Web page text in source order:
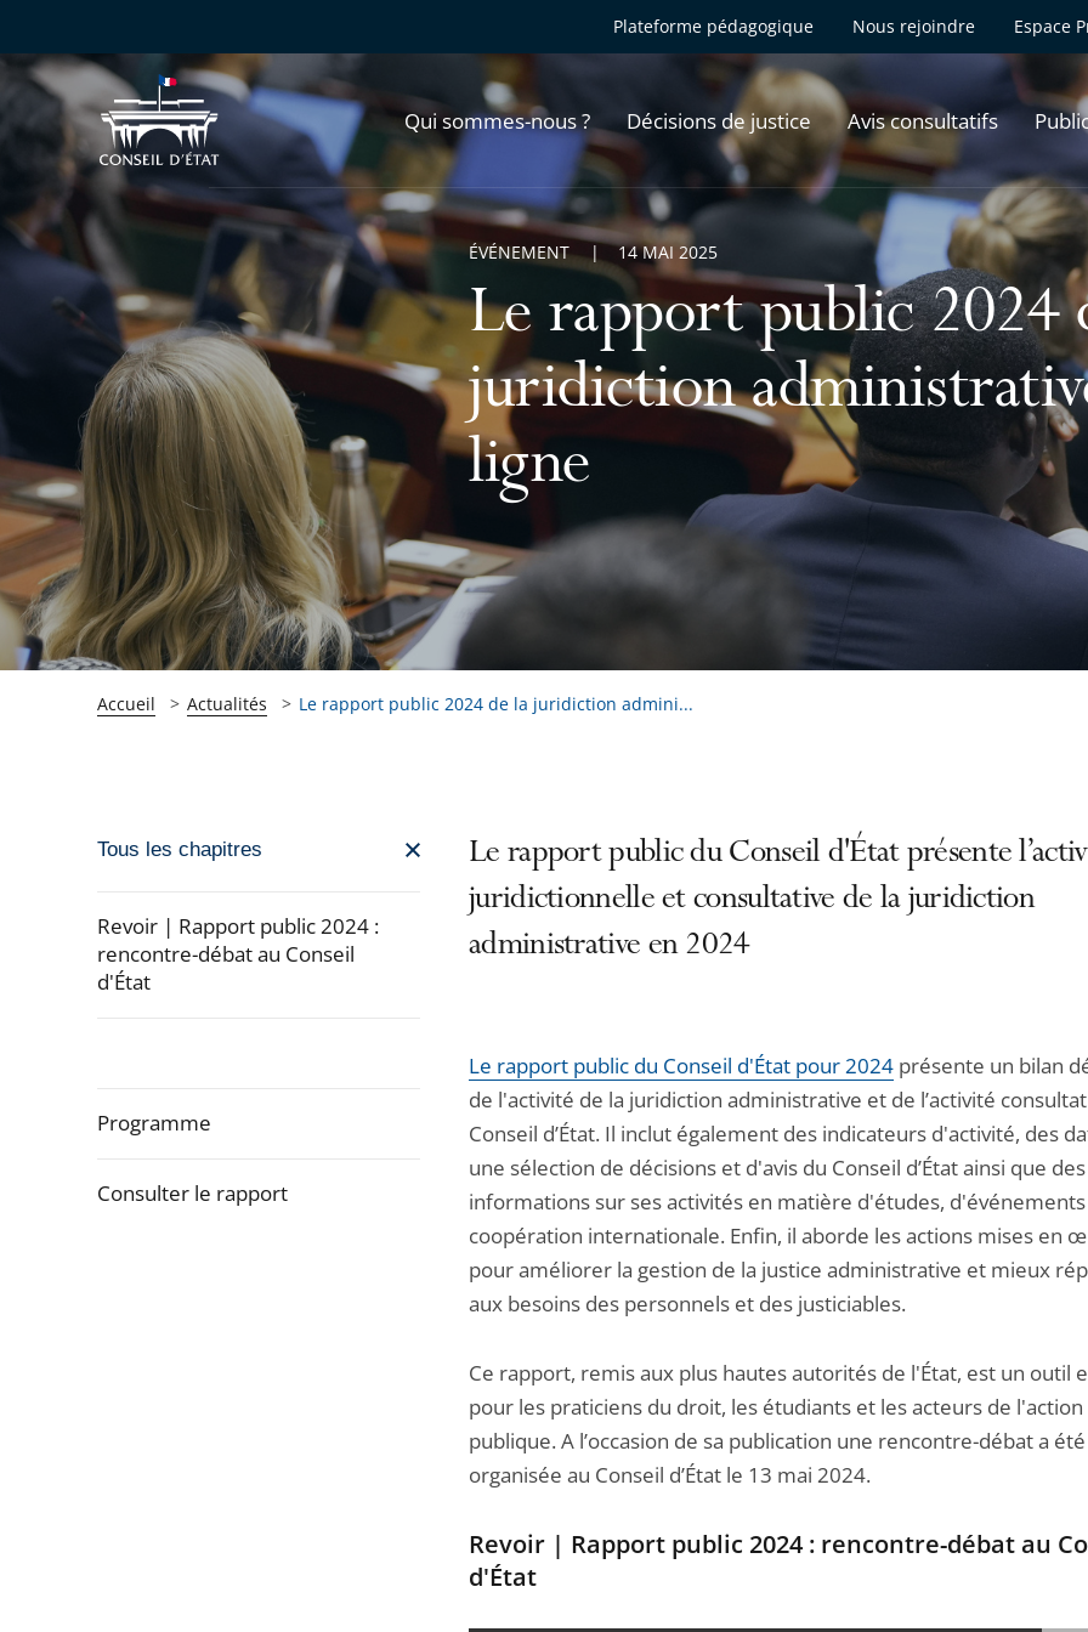
Plateforme pédagogique Nous rejoindre Espace
Qui sommes-nous ? Décisions de justice Avis consultatifs
Le rapport public 2024
juridiction
ligne
ÉVÉNEMENT 14 MAI 2025
Accueil Actualités Le rapport public 2024 de la juridiction admini...
Passer
navigation
de
l'article
Tous les chapitres
Revoir | Rapport public 2024 :
rencontre-débat au Conseil
d'État
Programme
Consulter le rapport
Le rapport public du Conseil d'État présente
juridictionnelle et consultative de la juridiction
administrative en 2024
Le rapport public du Conseil d'État pour 2024 présente un bilan
de l'activité de la juridiction administrative et de l’activité
Conseil d’État. Il inclut également des indicateurs d'activité, des
une sélection de décisions et d'avis du Conseil d’État ainsi que des
informations sur ses activités en matière d'études,
coopération internationale. Enfin, il aborde les actions mises en
pour améliorer la gestion de la justice administrative et mieux
aux besoins des personnels et des justiciables.
Ce rapport, remis aux plus hautes autorités de l'État, est un outil
pour les praticiens du droit, les étudiants et les acteurs de l'action
publique. A l’occasion de sa publication une rencontre-débat a été
organisée au Conseil d’État le 13 mai 2024.
Revoir | Rapport public 2024 : rencontre-débat au
d'État